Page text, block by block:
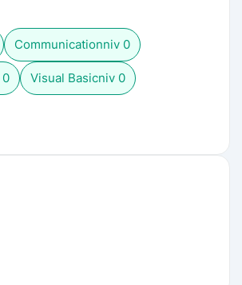
Communicationniv 0
0 Visual Basicniv 0